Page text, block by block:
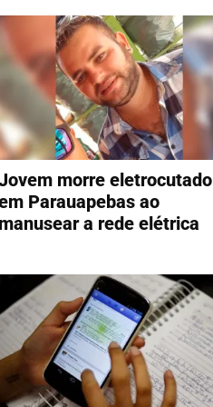
morre eletrocutado
Parauapebas ao
manusear a rede elétrica